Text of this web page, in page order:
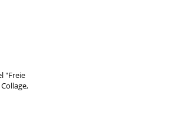
"Freie